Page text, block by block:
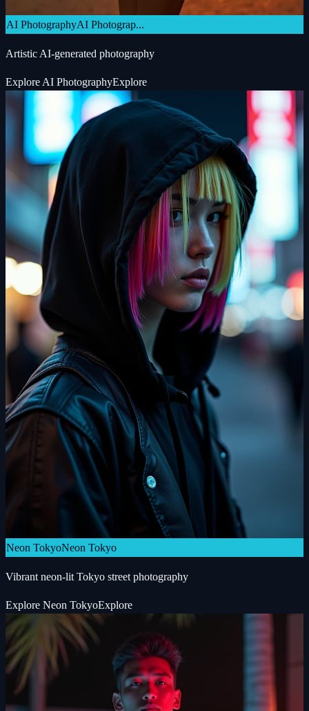
AI PhotographyAI Photograp...
Artistic AI-generated photography
Explore AI PhotographyExplore
Neon TokyoNeon Tokyo
Vibrant neon-lit Tokyo street photography
Explore Neon TokyoExplore